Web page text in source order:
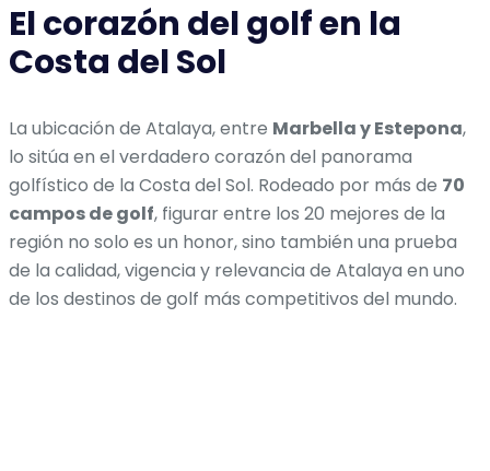
El corazón del golf en la
Costa del Sol
La ubicación de Atalaya, entre Marbella y Estepona,
lo sitúa en el verdadero corazón del panorama
golfístico de la Costa del Sol. Rodeado por más de 70
campos de golf, figurar entre los 20 mejores de la
región no solo es un honor, sino también una prueba
de la calidad, vigencia y relevancia de Atalaya en uno
de los destinos de golf más competitivos del mundo.